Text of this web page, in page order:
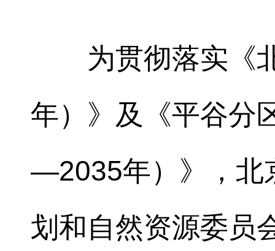
为贯彻落实《
年）》及《平谷分
—2035年）》，北
划和自然资源委员